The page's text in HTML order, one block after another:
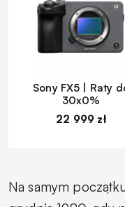
Sony FX5 | Raty
30x0%
22 999 zł
Na samym